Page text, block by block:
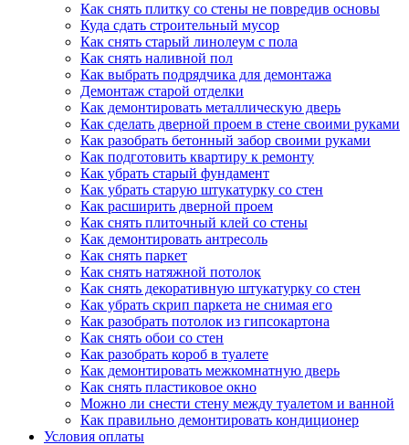
Как снять плитку со стены не повредив основы
Куда сдать строительный мусор
Как снять старый линолеум с пола
Как снять наливной пол
Как выбрать подрядчика для демонтажа
Демонтаж старой отделки
Как демонтировать металлическую дверь
Как сделать дверной проем в стене своими руками
Как разобрать бетонный забор своими руками
Как подготовить квартиру к ремонту
Как убрать старый фундамент
Как убрать старую штукатурку со стен
Как расширить дверной проем
Как снять плиточный клей со стены
Как демонтировать антресоль
Как снять паркет
Как снять натяжной потолок
Как снять декоративную штукатурку со стен
Как убрать скрип паркета не снимая его
Как разобрать потолок из гипсокартона
Как снять обои со стен
Как разобрать короб в туалете
Как демонтировать межкомнатную дверь
Как снять пластиковое окно
Можно ли снести стену между туалетом и ванной
Как правильно демонтировать кондиционер
Условия оплаты